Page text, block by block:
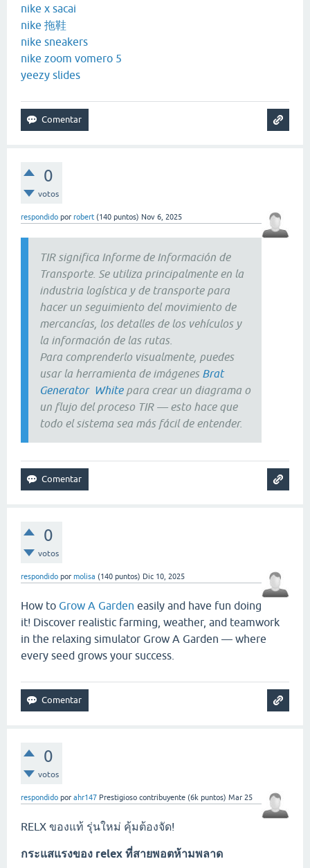
nike x sacai
nike 拖鞋
nike sneakers
nike zoom vomero 5
yeezy slides
0
votos
respondido por robert (140 puntos) Nov 6, 2025
TIR significa Informe de Información de
Transporte. Se utiliza principalmente en la
industria logística y de transporte para
hacer un seguimiento del movimiento de
mercancías, los detalles de los vehículos y
la información de las rutas.
Para comprenderlo visualmente, puedes
usar la herramienta de imágenes Brat
Generator Whitepara crear un diagrama o
un flujo del proceso TIR — esto hace que
todo el sistema sea más fácil de entender.
0
votos
respondido por molisa (140 puntos) Dic 10, 2025
How to Grow A Garden easily and have fun doing
it! Discover realistic farming, weather, and teamwork
in the relaxing simulator Grow A Garden — where
every seed grows your success.
0
votos
respondido por ahr147 Prestigioso contribuyente (6k puntos) Mar 25
RELX ของแท้ รุ่นใหม่ คุ้มต้องจัด!
กระแสแรงของ relex ที่สายพอตห้ามพลาด